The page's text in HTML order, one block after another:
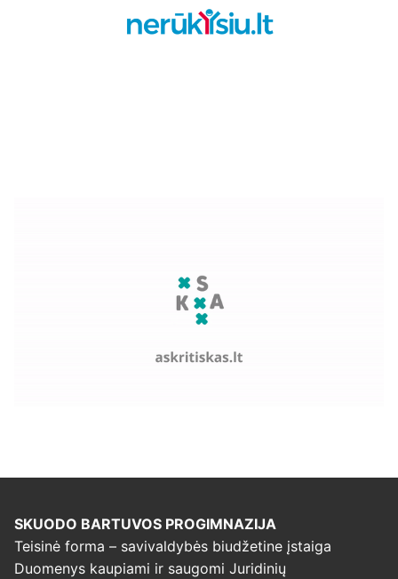
SKUODO BARTUVOS PROGIMNAZIJA
Teisinė forma – savivaldybės biudžetine įstaiga
Duomenys kaupiami ir saugomi Juridinių